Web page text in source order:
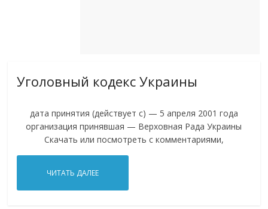
Уголовный кодекс Украины
дата принятия (действует с) — 5 апреля 2001 года
организация принявшая — Верховная Рада Украины
Скачать или посмотреть с комментариями,
ЧИТАТЬ ДАЛЕЕ